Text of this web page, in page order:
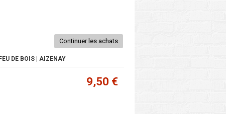
Continuer les achats
DE BOIS | AIZENAY
9,50 €